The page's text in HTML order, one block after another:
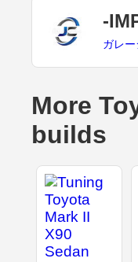
-
ガレー
More
builds